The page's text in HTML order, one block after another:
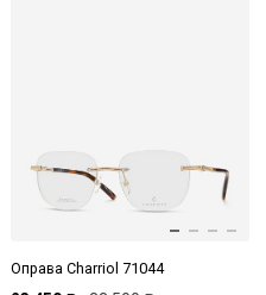
Оправа Charriol 71044